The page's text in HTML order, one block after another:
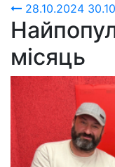
28.10.2024
місяць